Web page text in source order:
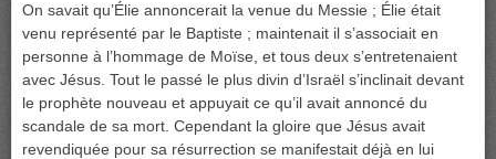
On savait qu’Élie annoncerait la venue du Messie ; Élie était
venu représenté par le Baptiste ; maintenait il s’associait en
personne à l’hommage de Moïse, et tous deux s’entretenaient
avec Jésus. Tout le passé le plus divin d’Israël s’inclinait devant
le prophète nouveau et appuyait ce qu’il avait annoncé du
scandale de sa mort. Cependant la gloire que Jésus avait
revendiquée pour sa résurrection se manifestait déjà en lui